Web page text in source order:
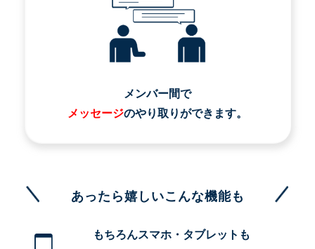
メンバー間で
メッセージのやり取りができます。
あったら嬉しいこんな機能も
もちろんスマホ・タブレットも